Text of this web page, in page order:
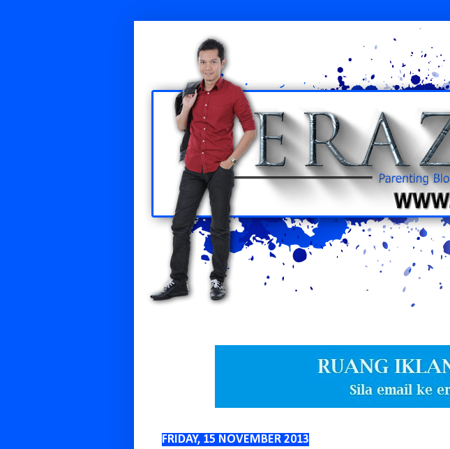
FRIDAY, 15 NOVEMBER 2013